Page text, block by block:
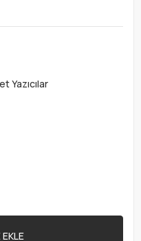
Yazıcılar